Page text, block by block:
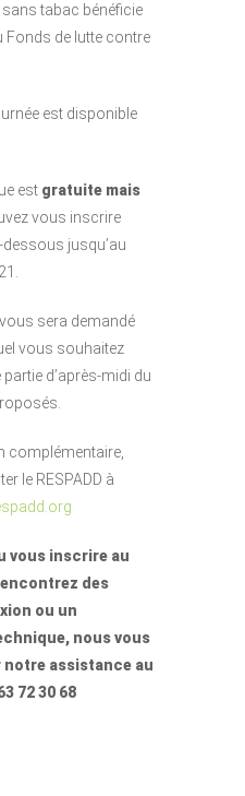
tabac bénéficie
Fonds de lutte contre
est disponible
est gratuite mais
vous inscrire
jusqu’au
sera demandé
vous souhaitez
d’après-midi du
complémentaire,
le RESPADD à
vous inscrire au
des
ou un
nous vous
assistance au
72 30 68